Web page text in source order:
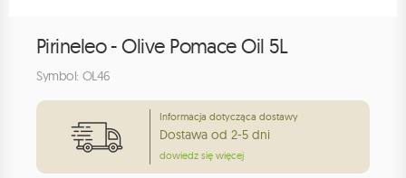
Pirineleo - Olive Pomace Oil 5L
Symbol: OL46
Informacja dotycząca dostawy
Dostawa od 2-5 dni
dowiedz się więcej